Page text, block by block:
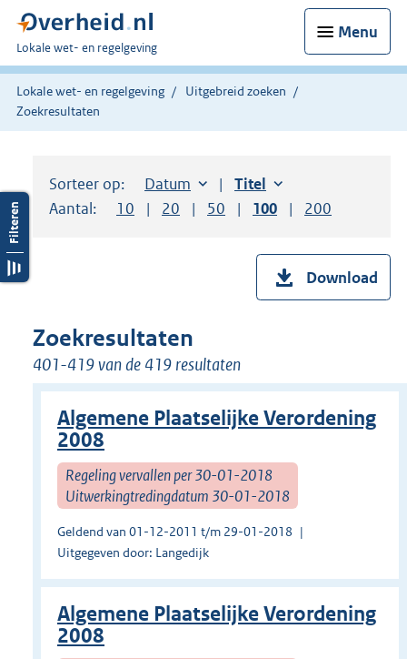
Menu
U
bent
hier:
Lokale wet- en regelgeving
Lokale wet- en regelgeving
Uitgebreid zoeken
Zoekresultaten
Sorteer op: Sorteer op:
Datum aflopendSorteer op:
Titel oplopend
Aantal:
Toon
10 resultaten per pagina
Toon
20 resultaten per pagina
Toon
50 resultaten per pagina
Toon
100 resultaten per
Toon
200
Download
Zoekresultaten
401-419 van de 419 resultaten
Algemene Plaatselijke Verordening
2008
Regeling vervallen per 30-01-2018
Uitwerkingtredingdatum 30-01-2018
Geldend van 01-12-2011 t/m 29-01-2018
Uitgegeven door: Langedijk
Algemene Plaatselijke Verordening
2008